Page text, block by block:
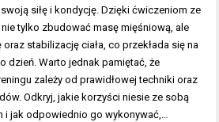
siłę i kondycję. Dzięki ćwiczeniom ze
tylko zbudować masę mięśniową, ale
stabilizację ciała, co przekłada się na
dzień. Warto jednak pamiętać, że
zależy od prawidłowej techniki oraz
Odkryj, jakie korzyści niesie ze sobą
i jak odpowiednio go wykonywać,…